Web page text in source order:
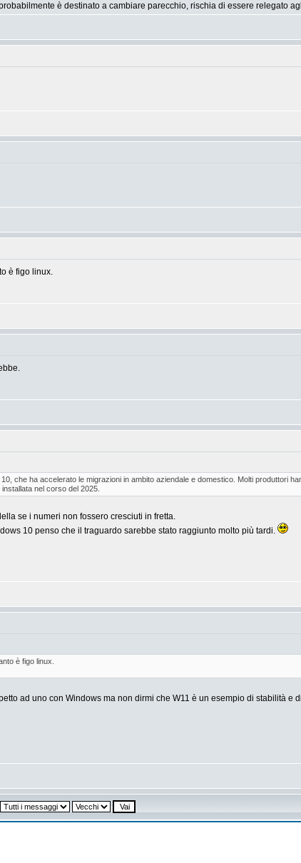
è destinato a cambiare parecchio, rischia di essere relegato
è figo linux.
che ha accelerato le migrazioni in ambito aziendale e domestico. Molti produttori
nel corso del 2025.
se i numeri non fossero cresciuti in fretta.
10 penso che il traguardo sarebbe stato raggiunto molto più tardi.
è figo linux.
ad uno con Windows ma non dirmi che W11 è un esempio di stabilità e